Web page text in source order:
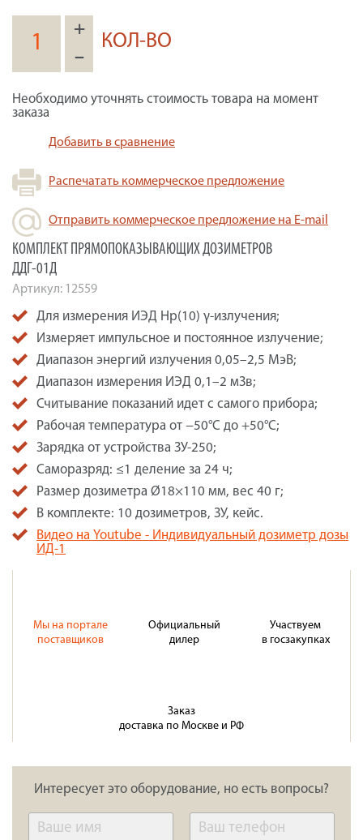
+
–
КОЛ-ВО
Необходимо уточнять стоимость товара на момент
заказа
Добавить в сравнение
Распечатать коммерческое предложение
Отправить коммерческое предложение на E-mail
КОМПЛЕКТ ПРЯМОПОКАЗЫВАЮЩИХ ДОЗИМЕТРОВ
ДДГ-01Д
Артикул: 12559
Для измерения ИЭД Нр(10) γ-излучения;
Измеряет импульсное и постоянное излучение;
Диапазон энергий излучения 0,05–2,5 МэВ;
Диапазон измерения ИЭД 0,1–2 мЗв;
Считывание показаний идет с самого прибора;
Рабочая температура от −50°С до +50°С;
Зарядка от устройства ЗУ-250;
Саморазряд: ≤1 деление за 24 ч;
Размер дозиметра Ø18×110 мм, вес 40 г;
В комплекте: 10 дозиметров, ЗУ, кейс.
Видео на Youtube - Индивидуальный дозиметр дозы
ИД-1
Мы на портале
поставщиков
Официальный
дилер
Участвуем
в госзакупках
Заказ
доставка по Москве и РФ
Интересует это оборудование, но есть вопросы?